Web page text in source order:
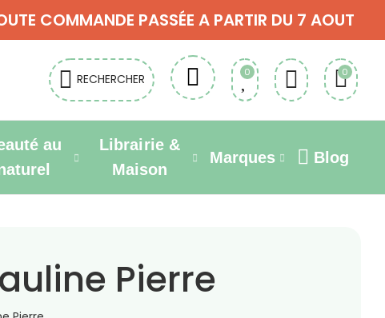
COMMANDE PASSÉE A PARTIR DU 7 AOUT
RECHERCHER 0 0
au
Librairie &
Maison
Marques Blog
Pierre